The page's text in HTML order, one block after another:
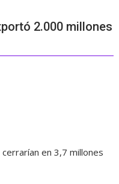
2.000 millones
en 3,7 millones